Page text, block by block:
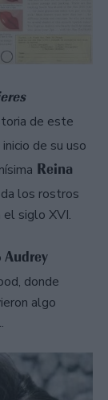
de este
de su uso
Reina
los rostros
siglo XVI.
Audrey
donde
algo